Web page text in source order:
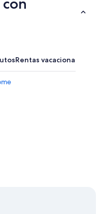
Rentas vacacionales